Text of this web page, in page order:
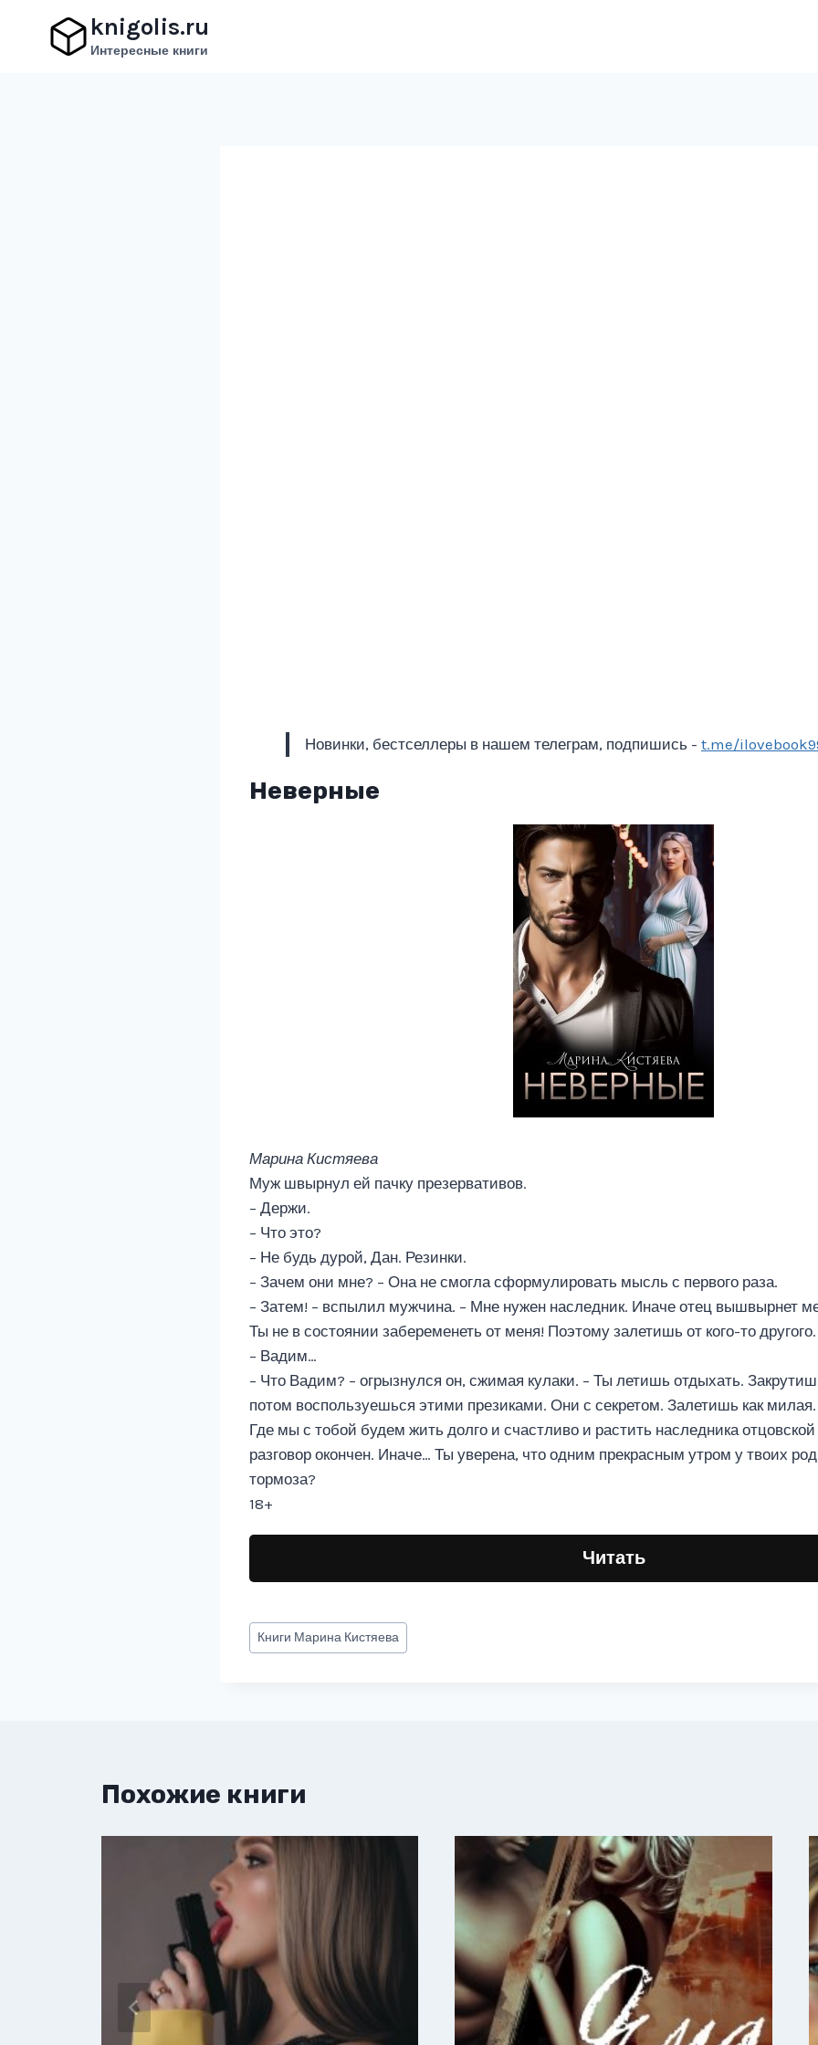
содержимому
knigolis.ru
Интересные книги
Новинки, бестселлеры в нашем телеграм, подпишись - t.me/
Неверные
Марина Кистяева
Муж швырнул ей пачку презервативов.
– Держи.
– Что это?
– Не будь дурой, Дан. Резинки.
– Зачем они мне? – Она не смогла сформулировать мысль с первого раза.
– Затем! – вспылил мужчина. – Мне нужен наследник. Иначе отец вышвырнет
Ты не в состоянии забеременеть от меня! Поэтому залетишь от кого-то другого.
– Вадим…
– Что Вадим? – огрызнулся он, сжимая кулаки. – Ты летишь отдыхать.
потом воспользуешься этими презиками. Они с секретом. Залетишь как
Где мы с тобой будем жить долго и счастливо и растить наследника
разговор окончен. Иначе… Ты уверена, что одним прекрасным утром у твоих
тормоза?
18+
Читать
Метки
записи:
Книги Марина Кистяева
Похожие книги